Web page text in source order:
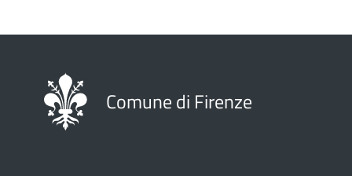
Dati 2018 (formato csv)
Comune di Firenze